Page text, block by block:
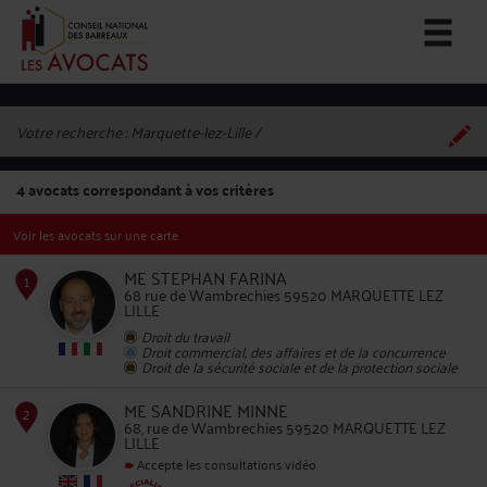
Votre recherche :Marquette-lez-Lille
4avocats correspondant à vos critères
Voir les avocats sur une carte
ME STEPHAN FARINA
68 rue de Wambrechies 59520 MARQUETTE LEZ
LILLE
Droit du travail
Droit commercial, des affaires et de la concurrence
Droit de la sécurité sociale et de la protection sociale
ME SANDRINE MINNE
68, rue de Wambrechies 59520 MARQUETTE LEZ
LILLE
Accepte les consultations vidéo